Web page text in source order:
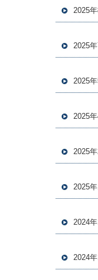
2025年
2025年
2025年
2025年
2025年
2025年
2024年
2024年